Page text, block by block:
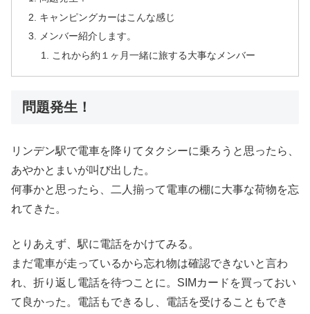
キャンピングカーはこんな感じ
メンバー紹介します。
これから約１ヶ月一緒に旅する大事なメンバー
問題発生！
リンデン駅で電車を降りてタクシーに乗ろうと思ったら、
あやかとまいが叫び出した。
何事かと思ったら、二人揃って電車の棚に大事な荷物を忘
れてきた。
とりあえず、駅に電話をかけてみる。
まだ電車が走っているから忘れ物は確認できないと言わ
れ、折り返し電話を待つことに。SIMカードを買っておい
て良かった。電話もできるし、電話を受けることもでき